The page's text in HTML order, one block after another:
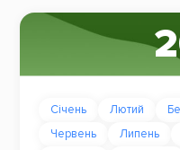
Січень Лютий
Червень
Липень